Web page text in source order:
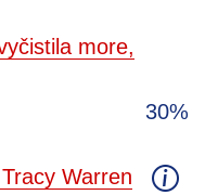
more,
30%
Warren